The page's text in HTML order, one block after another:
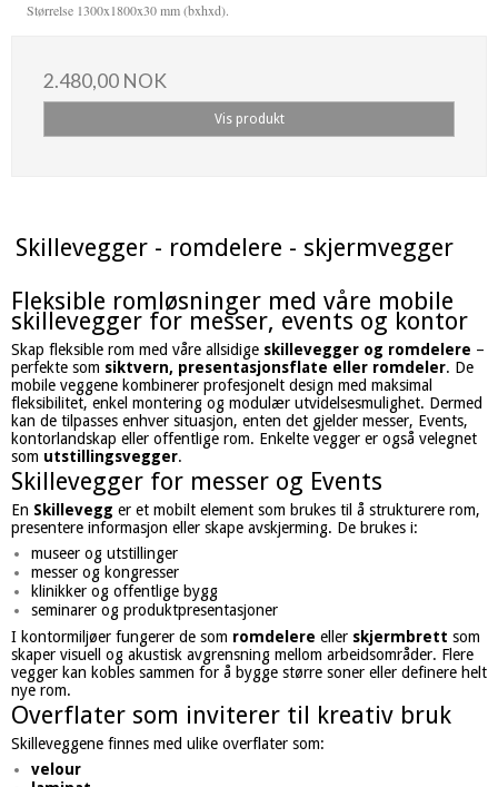
Størrelse 1300x1800x30 mm (bxhxd).
2.480,00 NOK
Vis produkt
Skillevegger - romdelere - skjermvegger
Fleksible romløsninger med våre mobile
skillevegger for messer, events og kontor
Skap fleksible rom med våre allsidige skillevegger og romdelere –
perfekte som siktvern, presentasjonsflate eller romdeler. De
mobile veggene kombinerer profesjonelt design med maksimal
fleksibilitet, enkel montering og modulær utvidelsesmulighet. Dermed
kan de tilpasses enhver situasjon, enten det gjelder messer, Events,
kontorlandskap eller offentlige rom. Enkelte vegger er også velegnet
som utstillingsvegger.
Skillevegger for messer og Events
En Skillevegg er et mobilt element som brukes til å strukturere rom,
presentere informasjon eller skape avskjerming. De brukes i:
museer og utstillinger
messer og kongresser
klinikker og offentlige bygg
seminarer og produktpresentasjoner
I kontormiljøer fungerer de som romdelere eller skjermbrett som
skaper visuell og akustisk avgrensning mellom arbeidsområder. Flere
vegger kan kobles sammen for å bygge større soner eller definere helt
nye rom.
Overflater som inviterer til kreativ bruk
Skilleveggene finnes med ulike overflater som:
velour